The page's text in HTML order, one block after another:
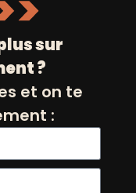
sur
?
et on te
: